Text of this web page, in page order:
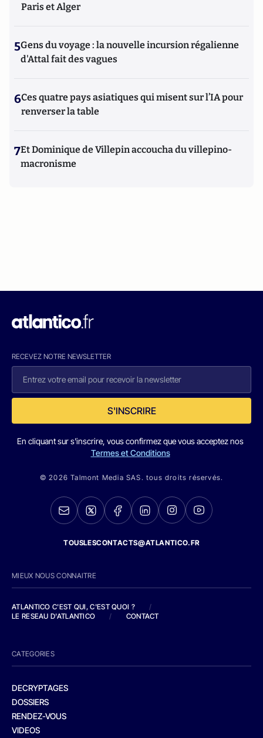
Paris et Alger
5Gens du voyage : la nouvelle incursion régalienne
d'Attal fait des vagues
6Ces quatre pays asiatiques qui misent sur l’IA pour
renverser la table
7Et Dominique de Villepin accoucha du villepino-
macronisme
RECEVEZ NOTRE NEWSLETTER
S'INSCRIRE
En cliquant sur s'inscrire, vous confirmez que vous acceptez nos
Termes et Conditions
© 2026 Talmont Media SAS. tous droits réservés.
TOUSLESCONTACTS@ATLANTICO.FR
MIEUX NOUS CONNAITRE
ATLANTICO C'EST QUI, C'EST QUOI ?
/
LE RESEAU D'ATLANTICO
/ CONTACT
CATEGORIES
DECRYPTAGES
DOSSIERS
RENDEZ-VOUS
VIDEOS